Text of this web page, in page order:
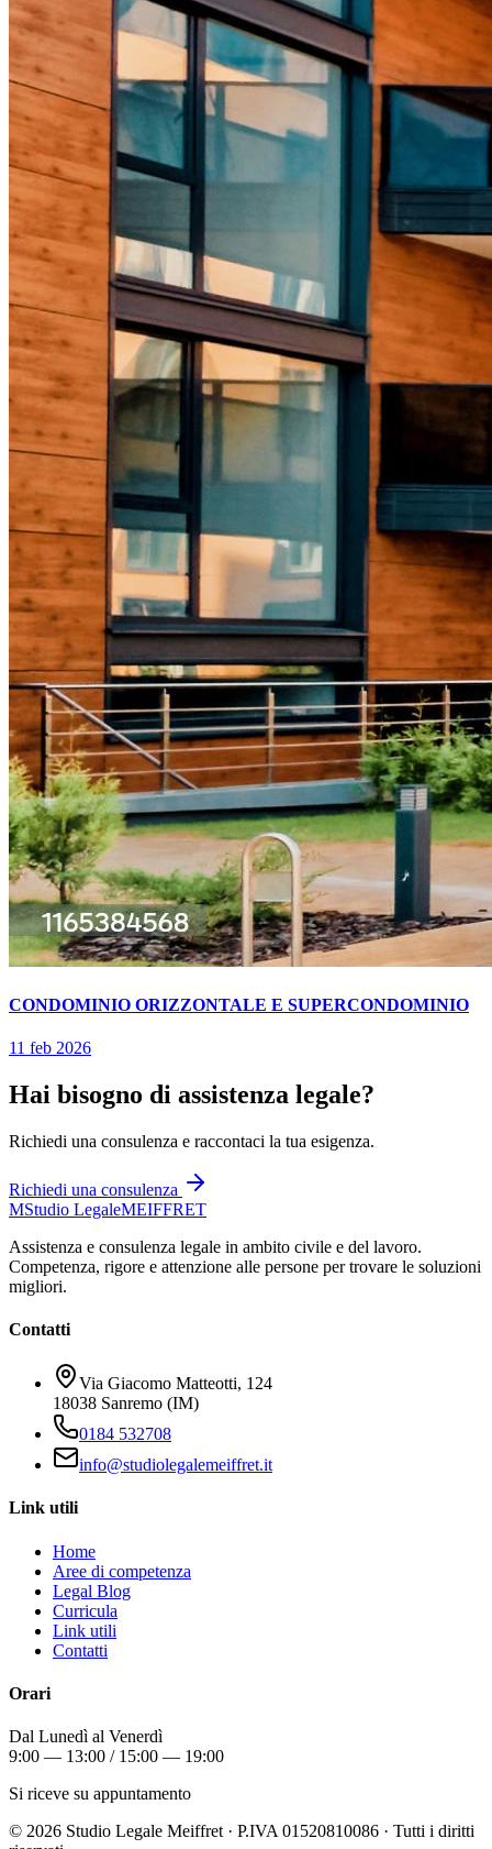
CONDOMINIO ORIZZONTALE E SUPERCONDOMINIO
11 feb 2026
Hai bisogno di assistenza legale?
Richiedi una consulenza e raccontaci la tua esigenza.
Richiedi una consulenza
MStudio LegaleMEIFFRET
Assistenza e consulenza legale in ambito civile e del lavoro.
Competenza, rigore e attenzione alle persone per trovare le soluzioni
migliori.
Contatti
Via Giacomo Matteotti, 124
18038 Sanremo (IM)
0184 532708
info@studiolegalemeiffret.it
Link utili
Home
Aree di competenza
Legal Blog
Curricula
Link utili
Contatti
Orari
Dal Lunedì al Venerdì
9:00 — 13:00 / 15:00 — 19:00
Si riceve su appuntamento
© 2026 Studio Legale Meiffret · P.IVA 01520810086 · Tutti i diritti